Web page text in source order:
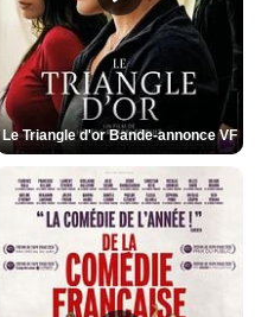
Le Triangle d'or Bande-annonce VF